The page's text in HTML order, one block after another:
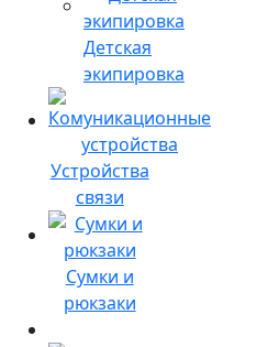
Детская
экипировка
Устройства
связи
Сумки и
рюкзаки